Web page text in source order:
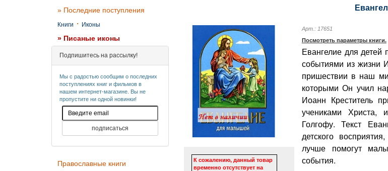
» Последние поступления
Книги · Иконы
» Писаные иконы
Подпишитесь на рассылку!
Мы с радостью сообщим о последних
поступлениях книг и фильмов в
нашем интернет-магазине. Вы не
пропустите ни одной новинки!
Православные книги
К сожалению, данный товар
временно отсутствует на
Арт.: 17651
Посмотреть параметры книги.
Евангелие для детей
событиями из жизни
пришествии в наш
которыми Он учил
Иоанн Креститель
учениками
Голгофу. Текст
детского
лучше помогут
события.